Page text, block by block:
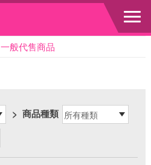
一般代售商品
> 商品種類